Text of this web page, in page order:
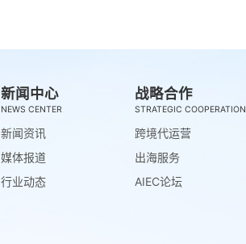
新闻中心
NEWS CENTER
新闻资讯
媒体报道
行业动态
战略合作
STRATEGIC COOPERATION
跨境代运营
出海服务
AIEC论坛